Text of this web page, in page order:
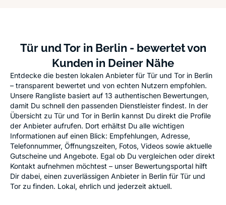
Tür und Tor in Berlin - bewertet von
Kunden in Deiner Nähe
Entdecke die besten lokalen Anbieter für Tür und Tor in Berlin
– transparent bewertet und von echten Nutzern empfohlen.
Unsere Rangliste basiert auf 13 authentischen Bewertungen,
damit Du schnell den passenden Dienstleister findest. In der
Übersicht zu Tür und Tor in Berlin kannst Du direkt die Profile
der Anbieter aufrufen. Dort erhältst Du alle wichtigen
Informationen auf einen Blick: Empfehlungen, Adresse,
Telefonnummer, Öffnungszeiten, Fotos, Videos sowie aktuelle
Gutscheine und Angebote. Egal ob Du vergleichen oder direkt
Kontakt aufnehmen möchtest – unser Bewertungsportal hilft
Dir dabei, einen zuverlässigen Anbieter in Berlin für Tür und
Tor zu finden. Lokal, ehrlich und jederzeit aktuell.